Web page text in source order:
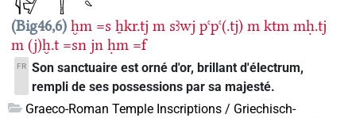
Big46,6 ḫm =s ẖkr.tj m sꜣwj pꜥpꜥ(.tj) m ktm mḥ.tj
m (j)ḫ.t =sn jn ḥm =f
FR Son sanctuaire est orné d'or, brillant d'électrum,
rempli de ses possessions par sa majesté.
Graeco-Roman Temple Inscriptions / Griechisch-